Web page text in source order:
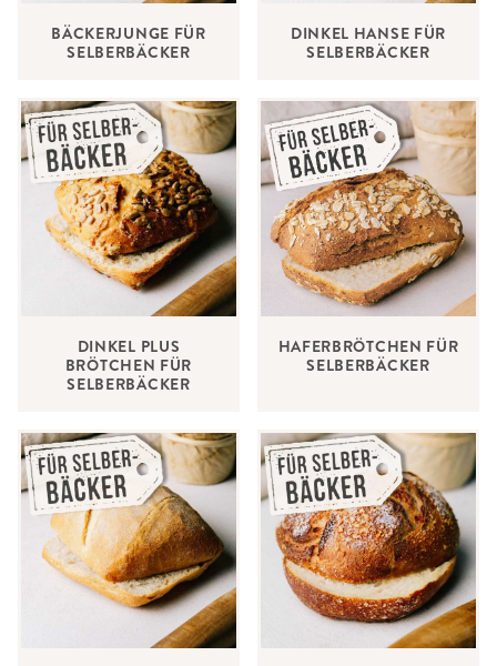
BÄCKERJUNGE FÜR
SELBERBÄCKER
DINKEL HANSE FÜR
SELBERBÄCKER
DINKEL PLUS
BRÖTCHEN FÜR
SELBERBÄCKER
HAFERBRÖTCHEN FÜR
SELBERBÄCKER